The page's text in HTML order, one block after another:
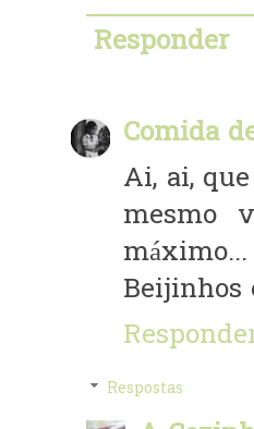
Responder
Comida
Ai, ai,
mesmo
máximo...
Beijinhos
Respostas